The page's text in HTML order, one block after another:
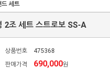
드 세트
2조 세트 스트로보 SS-A
상품번호
475368
판매가격
690,000원